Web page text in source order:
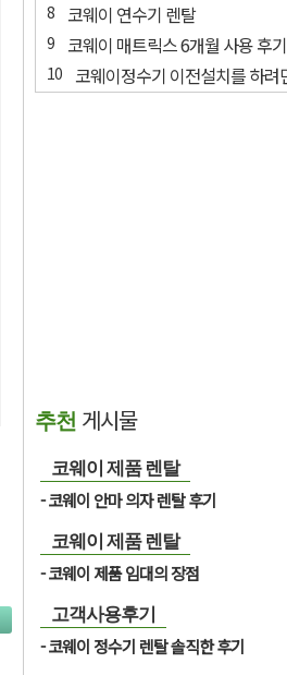
코웨이 연수기 렌탈
코웨이 매트릭스 6개월 사용 후기
추천 게시물
코웨이 제품 렌탈
코웨이 안마 의자 렌탈 후기
코웨이 제품 렌탈
코웨이 제품 임대의 장점
고객사용후기
코웨이 정수기 렌탈 솔직한 후기